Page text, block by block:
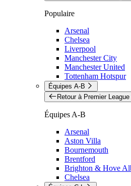
Populaire
Arsenal
Chelsea
Liverpool
Manchester City
Manchester United
Tottenham Hotspur
Équipes A-B
Retour à Premier League
Équipes A-B
Arsenal
Aston Villa
Bournemouth
Brentford
Brighton & Hove
Chelsea